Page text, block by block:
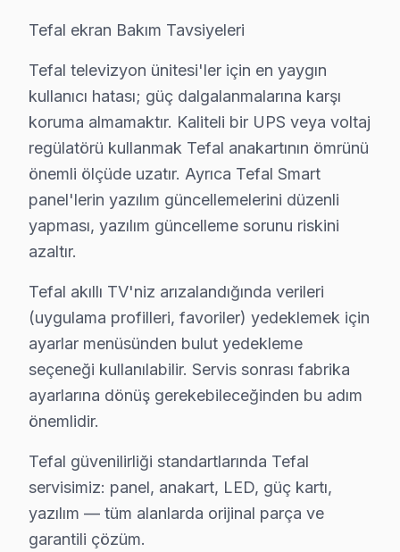
Mehterçeşme'de Tefal TV Servisi
Mehterçeşme Mahallesi, sakin ve düzenli bir yaşam
Mevlana'da Tefal TV Servisi
Mevlana Mahallesi, çağdaş yaşam koşullarını
Namık Kemal'de Tefal TV Servisi
Necip Fazıl Kısakürek'te Tefal TV Servisi
Bu mahalledeki konut profili genellikle genç ailelerden
Orhan Gazi'de Tefal TV Servisi
Konut yapılarının çeşitlilik gösterdiği Orhan Gazi
Osmangazi'de Tefal TV Servisi
Osmangazi Mahallesi, yeni gelişen bir yerleşim alanı
Örnek'te Tefal TV Servisi
Tefal ekran Bakım Tavsiyeleri
Tefal televizyon ünitesi'ler için en yaygın
kullanıcı hatası; güç dalgalanmalarına karşı
koruma almamaktır. Kaliteli bir UPS veya voltaj
regülatörü kullanmak Tefal anakartının ömrünü
önemli ölçüde uzatır. Ayrıca Tefal Smart
panel'lerin yazılım güncellemelerini düzenli
yapması, yazılım güncelleme sorunu riskini
azaltır.
Tefal akıllı TV'niz arızalandığında verileri
(uygulama profilleri, favoriler) yedeklemek için
ayarlar menüsünden bulut yedekleme
seçeneği kullanılabilir. Servis sonrası fabrika
ayarlarına dönüş gerekebileceğinden bu adım
önemlidir.
Tefal güvenilirliği standartlarında Tefal
servisimiz: panel, anakart, LED, güç kartı,
yazılım — tüm alanlarda orijinal parça ve
garantili çözüm.